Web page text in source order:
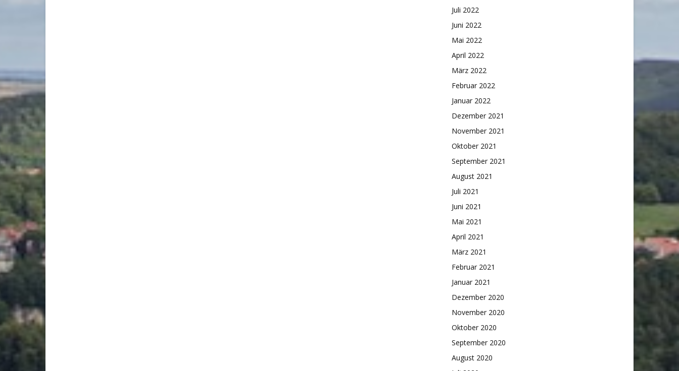
Juli 2022
Juni 2022
Mai 2022
April 2022
März 2022
Februar 2022
Januar 2022
Dezember 2021
November 2021
Oktober 2021
September 2021
August 2021
Juli 2021
Juni 2021
Mai 2021
April 2021
März 2021
Februar 2021
Januar 2021
Dezember 2020
November 2020
Oktober 2020
September 2020
August 2020